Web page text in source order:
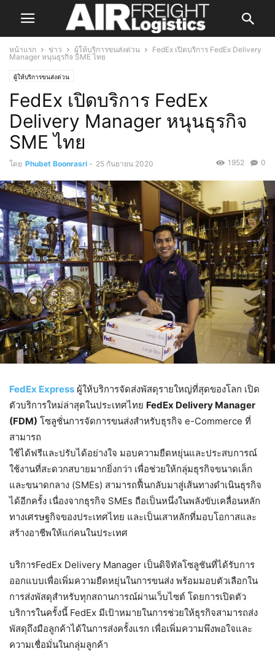
หน้าแรก ข่าว ผู้ให้บริการขนส่งด่วน
FedEx เปิดบริการ FedEx Delivery
Manager หนุนธุรกิจ SME ไทย
ผู้ให้บริการขนส่งด่วน
FedEx เปิดบริการ FedEx
Delivery Manager หนุนธุรกิจ
SME ไทย
โดย Phubet Boonrasri - 25 กันยายน 2020 0
1952
FedEx Express ผู้ให้บริการจัดส่งพัสดุรายใหญ่ที่สุดของโลก เปิด
ตัวบริการใหม่ล่าสุดในประเทศไทย FedEx Delivery Manager
(FDM) โซลูชั่นการจัดการขนส่งสำหรับธุรกิจ e-Commerce ที่
สามารถ
ใช้ได้ฟรีและปรับได้อย่างใจ มอบความยืดหยุ่นและประสบการณ์
ใช้งานที่สะดวกสบายมากยิ่งกว่า เพื่อช่วยให้กลุ่มธุรกิจขนาดเล็ก
และขนาดกลาง (SMEs) สามารถฟื้นกลับมาสู่เส้นทางดำเนินธุรกิจ
ได้อีกครั้ง เนื่องจากธุรกิจ SMEs ถือเป็นหนึ่งในพลังขับเคลื่อนหลัก
ทางเศรษฐกิจของประเทศไทย และเป็นเสาหลักที่มอบโอกาสและ
สร้างอาชีพให้แก่คนในประเทศ
บริการFedEx Delivery Manager เป็นดิจิทัลโซลูชันที่ได้รับการ
ออกแบบเพื่อเพิ่มความยืดหยุ่นในการขนส่ง พร้อมมอบตัวเลือกใน
การส่งพัสดุสำหรับทุกสถานการณ์ผ่านเว็บไซต์ โดยการเปิดตัว
บริการในครั้งนี้ FedEx มีเป้าหมายในการช่วยให้ธุรกิจสามารถส่ง
พัสดุถึงมือลูกค้าได้ในการส่งครั้งแรก เพื่อเพิ่มความพึงพอใจและ
ความเชื่อมั่นในกลุ่มลูกค้า